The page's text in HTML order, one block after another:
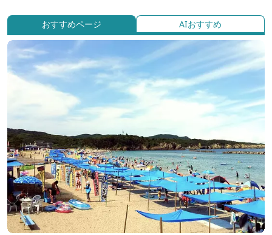
おすすめページ AIおすすめ